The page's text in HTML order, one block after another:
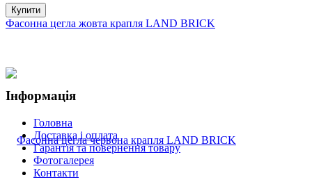
Купити
Фасонна цегла жовта крапля LAND BRICK
Інформація
Головна
Доставка і оплата
Гарантія та повернення товару
Фотогалерея
Контакти